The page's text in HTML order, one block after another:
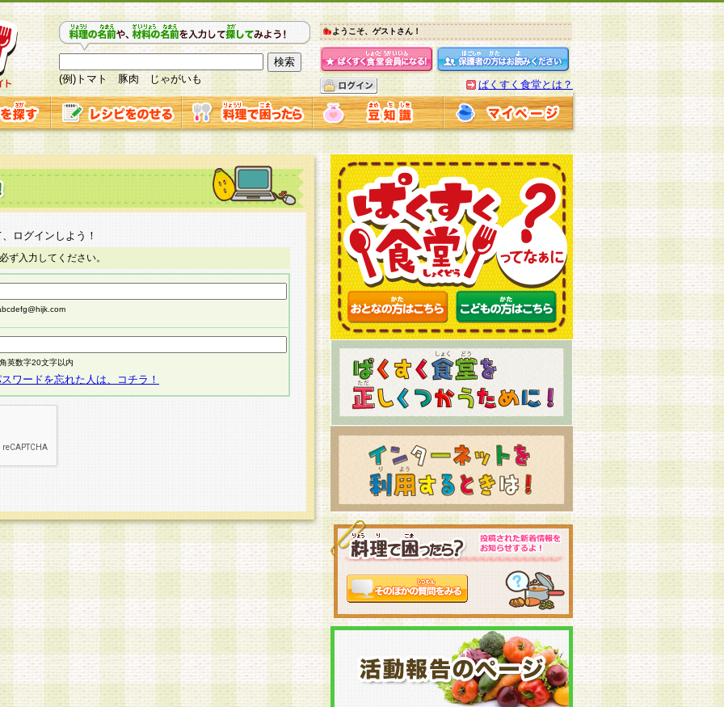
(例)トマト 豚肉 じゃがいも
ようこそ、ゲストさん！
ぱくすく食堂とは？
ログインしよう！
ず入力してください。
英数字20文字以内
ワードを忘れた人は、コチラ！